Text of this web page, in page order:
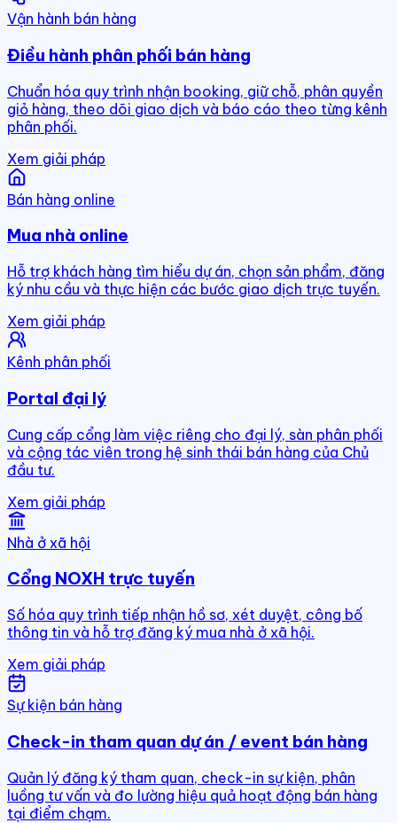
Vận hành bán hàng
Điều hành phân phối bán hàng
Chuẩn hóa quy trình nhận booking, giữ chỗ, phân quyền
giỏ hàng, theo dõi giao dịch và báo cáo theo từng kênh
phân phối.
Xem giải pháp
Bán hàng online
Mua nhà online
Hỗ trợ khách hàng tìm hiểu dự án, chọn sản phẩm, đăng
ký nhu cầu và thực hiện các bước giao dịch trực tuyến.
Xem giải pháp
Kênh phân phối
Portal đại lý
Cung cấp cổng làm việc riêng cho đại lý, sàn phân phối
và cộng tác viên trong hệ sinh thái bán hàng của Chủ
đầu tư.
Xem giải pháp
Nhà ở xã hội
Cổng NOXH trực tuyến
Số hóa quy trình tiếp nhận hồ sơ, xét duyệt, công bố
thông tin và hỗ trợ đăng ký mua nhà ở xã hội.
Xem giải pháp
Sự kiện bán hàng
Check-in tham quan dự án / event bán hàng
Quản lý đăng ký tham quan, check-in sự kiện, phân
luồng tư vấn và đo lường hiệu quả hoạt động bán hàng
tại điểm chạm.